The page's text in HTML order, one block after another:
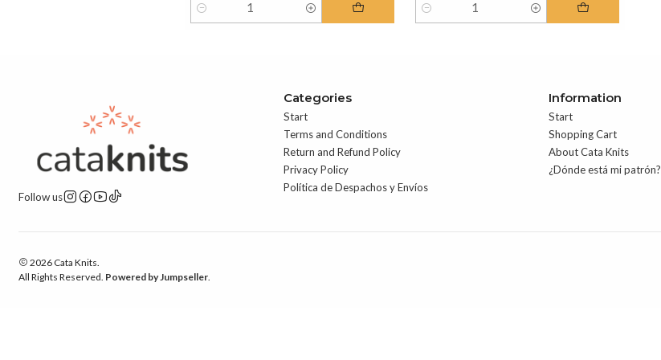
Quantity Quantity
Follow us
Categories
Start
Terms and Conditions
Return and Refund Policy
Privacy Policy
Política de Despachos y Envíos
Information
Start
Shopping Cart
About Cata Knits
¿Dónde está mi patrón?
2026 Cata Knits.
All Rights Reserved. Powered by Jumpseller.